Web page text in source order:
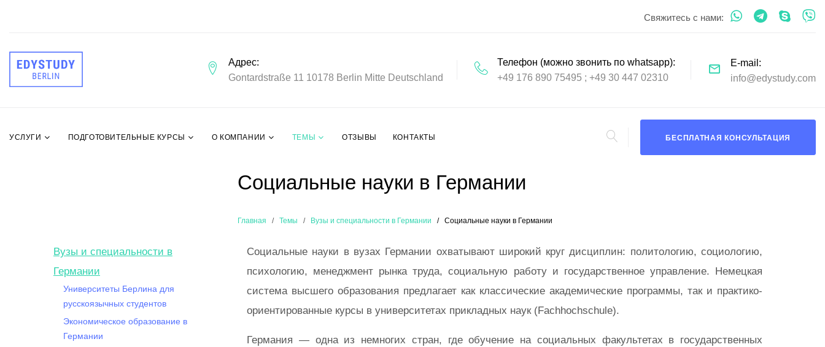
Свяжитесь с нами:
Адрес
Gontardstraße 11 10178 Berlin Mitte Deutschland
Телефон (можно звонить по whatsapp)
+49 176 890 75495
+49 30 447 02310
E-mail
info@edystudy.com
БЕСПЛАТНАЯ КОНСУЛЬТАЦИЯ
УСЛУГИ ПОДГОТОВИТЕЛЬНЫЕ КУРСЫ О КОМПАНИИ ТЕМЫ ОТЗЫВЫ КОНТАКТЫ
Социальные науки в Германии
Главная Темы Вузы и специальности в Германии Социальные науки в Германии
Вузы и специальности в
Германии
Университеты Берлина для
русскоязычных студентов
Экономическое образование в
Германии
Социальные науки в вузах Германии охватывают широкий круг дисциплин: политологию, социологию,
психологию, менеджмент рынка труда, социальную работу и государственное управление. Немецкая
система высшего образования предлагает как классические академические программы, так и практико-
ориентированные курсы в университетах прикладных наук (Fachhochschule).
Германия — одна из немногих стран, где обучение на социальных факультетах в государственных